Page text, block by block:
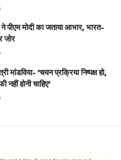
ने पीएम मोदी का जताया आभार, भारत-
जोर
‘चयन प्रक्रिया निष्पक्ष हो,
होनी चाहिए’